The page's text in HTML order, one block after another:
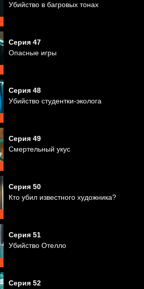
Убийство в багровых тонах
Серия 47
Опасные игры
Серия 48
Убийство студентки-эколога
Серия 49
Смертельный укус
Серия 50
Кто убил известного художника?
Серия 51
Убийство Отелло
Серия 52